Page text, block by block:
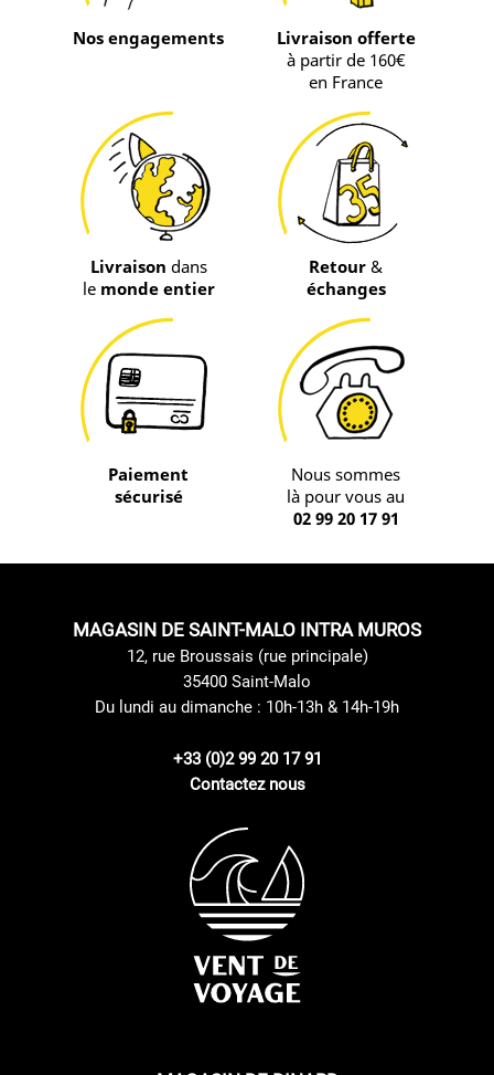
Nos engagements
Livraison offerte
à partir de 160€
en France
Livraison dans
lemonde entier
Retour &
échanges
Paiement
sécurisé
Nous sommes
là pour vous au
02 99 20 17 91
MAGASIN DE SAINT-MALO INTRA MUROS
12, rue Broussais (rue principale)
35400 Saint-Malo
Du lundi au dimanche : 10h-13h & 14h-19h
+33 (0)2 99 20 17 91
Contactez nous